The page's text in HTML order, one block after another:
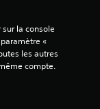
a
v
la console
«
les autres
compte.